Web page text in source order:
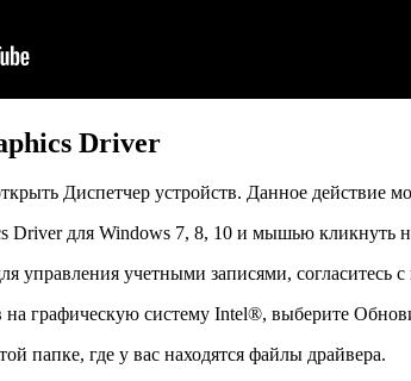
Driver
Диспетчер устройств. Данное действие
Driver для Windows 7, 8, 10 и мышью кликнуть
управления учетными записями, согласитесь
графическую систему Intel®, выберите
папке, где у вас находятся файлы драйвера.